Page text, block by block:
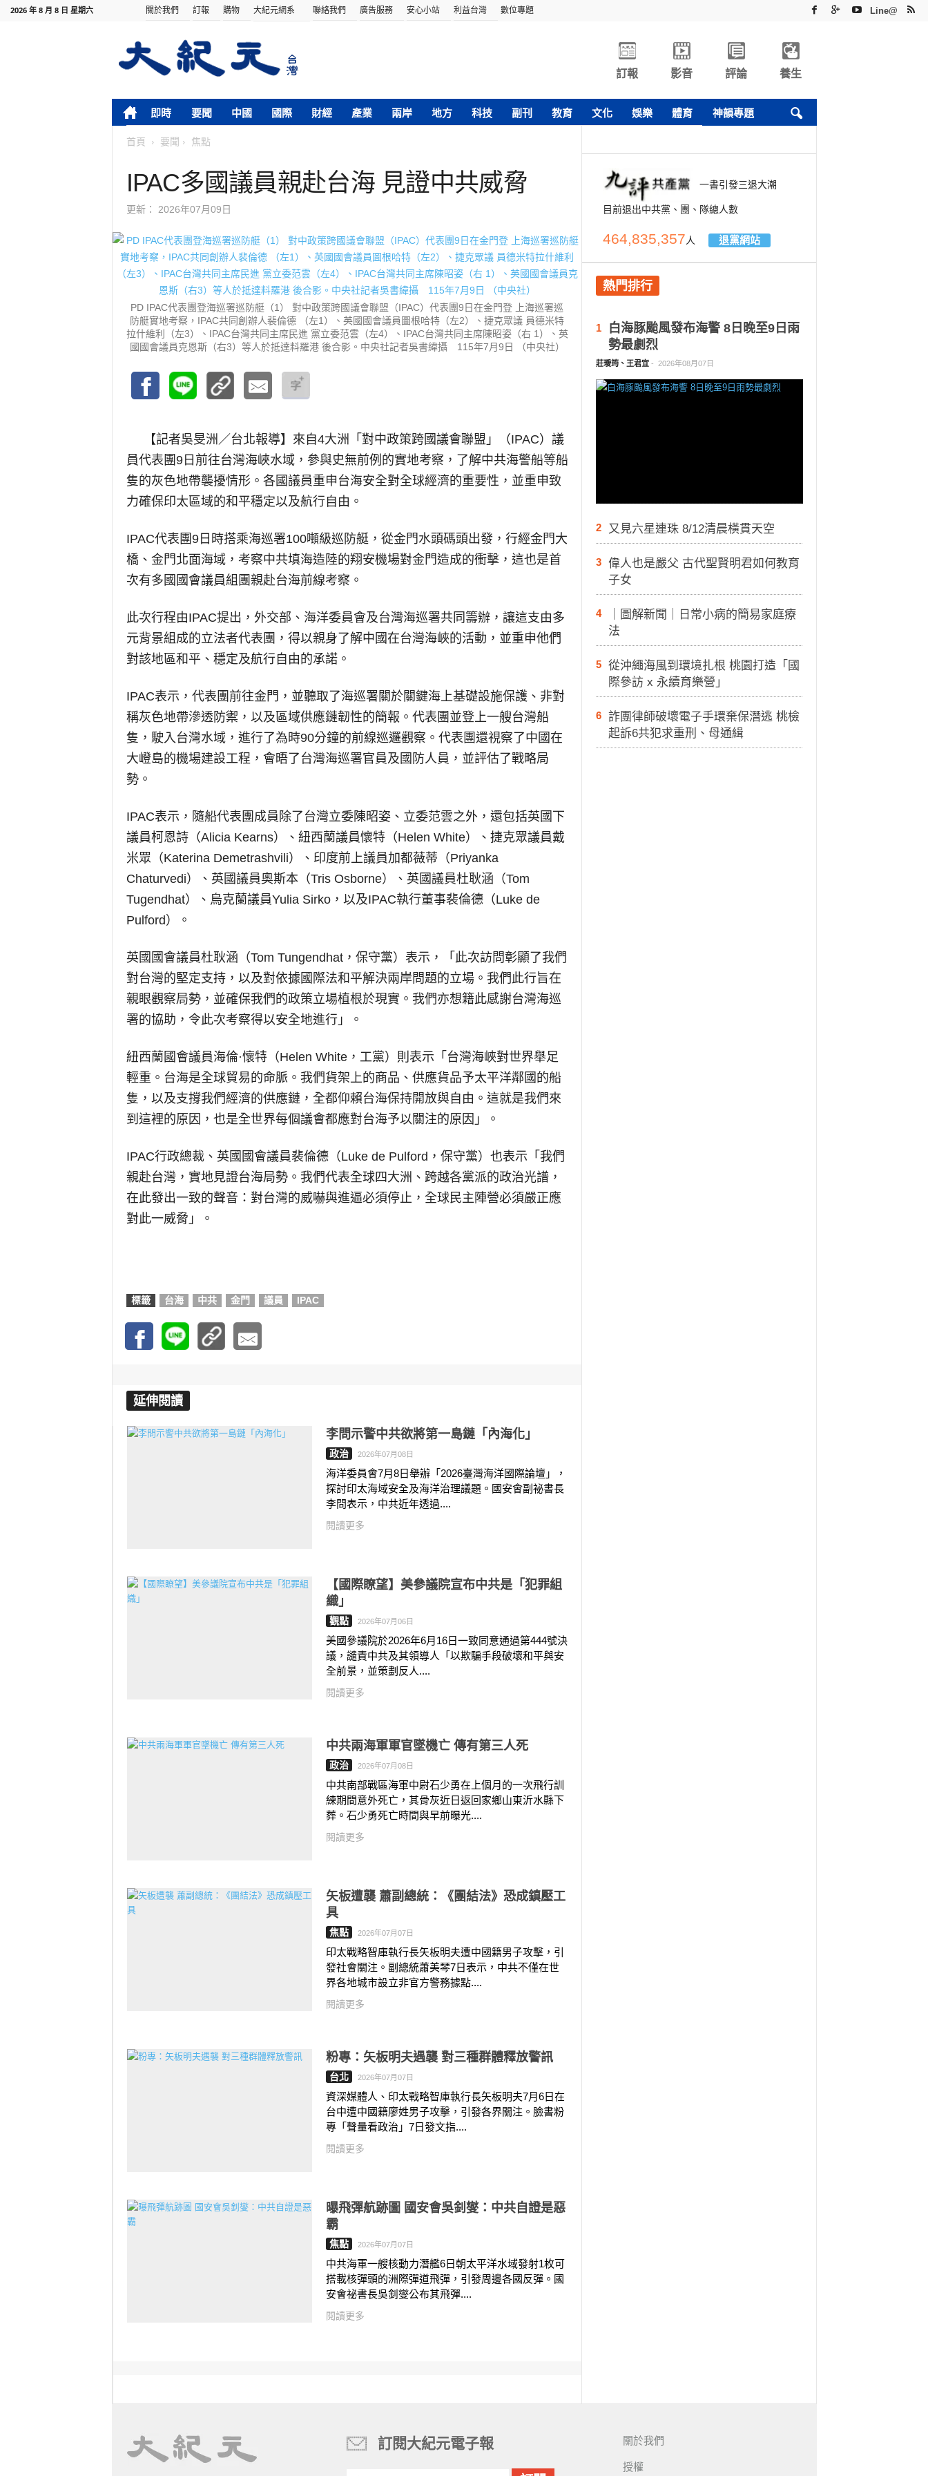
2026 年 8 月 8 日 星期六 關於我們 訂報 購物 大紀元網系 聯絡我們 廣告服務 安心小站 利益台灣 數位專題 Line@
訂報 影音 評論 養生
即時 要聞 中國 國際 財經 產業 兩岸 地方 科技 副刊 教育 文化 娛樂 體育 神韻專題
首頁 要聞 焦點
IPAC多國議員親赴台海 見證中共威脅
更新： 2026年07月09日
PD IPAC代表團登海巡署巡防艇（1） 對中政策跨國議會聯盟（IPAC）代表團9日在金門登 上海巡署巡
防艇實地考察，IPAC共同創辦人裴倫德 （左1）、英國國會議員圖根哈特（左2）、捷克眾議 員德米特
拉什維利（左3）、IPAC台灣共同主席民進 黨立委范雲（左4）、IPAC台灣共同主席陳昭姿（右 1）、英
國國會議員克恩斯（右3）等人於抵達料羅港 後合影。中央社記者吳書緯攝 115年7月9日 （中央社）
【記者吳旻洲／台北報導】 來自4大洲「對中政策跨國議會聯盟」（IPAC）議
員代表團9日前往台灣海峽水域，參與史無前例的實地考察，了解中共海警船等船
隻的灰色地帶襲擾情形。各國議員重申台海安全對全球經濟的重要性，並重申致
力確保印太區域的和平穩定以及航行自由。
IPAC代表團9日時搭乘海巡署100噸級巡防艇，從金門水頭碼頭出發，行經金門大
橋、金門北面海域，考察中共填海造陸的翔安機場對金門造成的衝擊，這也是首
次有多國國會議員組團親赴台海前線考察。
此次行程由IPAC提出，外交部、海洋委員會及台灣海巡署共同籌辦，讓這支由多
元背景組成的立法者代表團，得以親身了解中國在台灣海峽的活動，並重申他們
對該地區和平、穩定及航行自由的承諾。
IPAC表示，代表團前往金門，並聽取了海巡署關於關鍵海上基礎設施保護、非對
稱灰色地帶滲透防禦，以及區域供應鏈韌性的簡報。代表團並登上一艘台灣船
隻，駛入台灣水域，進行了為時90分鐘的前線巡邏觀察。代表團還視察了中國在
大嶝島的機場建設工程，會晤了台灣海巡署官員及國防人員，並評估了戰略局
勢。
IPAC表示，隨船代表團成員除了台灣立委陳昭姿、立委范雲之外，還包括英國下
議員柯恩詩（Alicia Kearns）、紐西蘭議員懷特（Helen White）、捷克眾議員戴
米眾（Katerina Demetrashvili）、印度前上議員加都薇蒂（Priyanka
Chaturvedi）、英國議員奧斯本（Tris Osborne）、英國議員杜耿涵（Tom
Tugendhat）、烏克蘭議員Yulia Sirko，以及IPAC執行董事裴倫德（Luke de
Pulford）。
英國國會議員杜耿涵（Tom Tungendhat，保守黨）表示，「此次訪問彰顯了我們
對台灣的堅定支持，以及對依據國際法和平解決兩岸問題的立場。我們此行旨在
親眼觀察局勢，並確保我們的政策立場植根於現實。我們亦想籍此感謝台灣海巡
署的協助，令此次考察得以安全地進行」。
紐西蘭國會議員海倫·懷特（Helen White，工黨）則表示「台灣海峽對世界舉足
輕重。台海是全球貿易的命脈。我們貨架上的商品、供應貨品予太平洋鄰國的船
隻，以及支撐我們經濟的供應鏈，全都仰賴台海保持開放與自由。這就是我們來
到這裡的原因，也是全世界每個議會都應對台海予以關注的原因」。
IPAC行政總裁、英國國會議員裴倫德（Luke de Pulford，保守黨）也表示「我們
親赴台灣，實地見證台海局勢。我們代表全球四大洲、跨越各黨派的政治光譜，
在此發出一致的聲音：對台灣的威嚇與進逼必須停止，全球民主陣營必須嚴正應
對此一威脅」。
標籤 台海 中共 金門 議員 IPAC
延伸閱讀
李問示警中共欲將第一島鏈「內海化」
政治 2026年07月08日
海洋委員會7月8日舉辦「2026臺灣海洋國際論壇」，
探討印太海域安全及海洋治理議題。國安會副祕書長
李問表示，中共近年透過....
閱讀更多
【國際瞭望】美參議院宣布中共是「犯罪組
織」
觀點 2026年07月06日
美國參議院於2026年6月16日一致同意通過第444號決
議，譴責中共及其領導人「以欺騙手段破壞和平與安
全前景，並策劃反人....
閱讀更多
中共兩海軍軍官墜機亡 傳有第三人死
政治 2026年07月08日
中共南部戰區海軍中尉石少勇在上個月的一次飛行訓
練期間意外死亡，其骨灰近日返回家鄉山東沂水縣下
葬。石少勇死亡時間與早前曝光....
閱讀更多
矢板遭襲 蕭副總統：《團結法》恐成鎮壓工
具
焦點 2026年07月07日
印太戰略智庫執行長矢板明夫遭中國籍男子攻擊，引
發社會關注。副總統蕭美琴7日表示，中共不僅在世
界各地城市設立非官方警務據點....
閱讀更多
粉專：矢板明夫遇襲 對三種群體釋放警訊
台北 2026年07月07日
資深媒體人、印太戰略智庫執行長矢板明夫7月6日在
台中遭中國籍廖姓男子攻擊，引發各界關注。臉書粉
專「聲量看政治」7日發文指....
閱讀更多
曝飛彈航跡圖 國安會吳釗燮：中共自證是惡
霸
焦點 2026年07月07日
中共海軍一艘核動力潛艦6日朝太平洋水域發射1枚可
搭載核彈頭的洲際彈道飛彈，引發周邊各國反彈。國
安會祕書長吳釗燮公布其飛彈....
閱讀更多
一書引發三退大潮
目前退出中共黨、團、隊總人數
464,835,357人 退黨網站
熱門排行
1
白海豚颱風發布海警 8日晚至9日雨
勢最劇烈
莊璦筠、王君宜 - 2026年08月07日
2 又見六星連珠 8/12清晨橫貫天空
3
偉人也是嚴父 古代聖賢明君如何教育
子女
4
｜圖解新聞｜日常小病的簡易家庭療
法
5
從沖繩海風到環境扎根 桃園打造「國
際參訪 x 永續育樂營」
6
詐團律師破壞電子手環棄保潛逃 桃檢
起訴6共犯求重刑、母通緝
訂閱大紀元電子報 關於我們
授權